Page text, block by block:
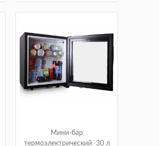
Мини-бар
термоэлектрический 30 л